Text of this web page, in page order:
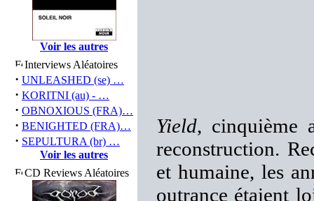
Voir les autres
Interviews Aléatoires
· UNLEASHED (se) …
· KORITNI (au) - …
· OBNOXIOUS (FRA)…
· BENIGHTED (FRA)…
· SEPULTURA (br) …
Voir les autres
CD Reviews Aléatoires
Yield, cinquième
reconstruction.
et humaine, les
outrance étaient